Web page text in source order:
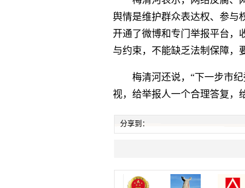
舆情是维护群众表达权、参与
开通了微博和专门举报平台，
与约束，不能缺乏法制保障，
梅清河还说，“下一步市纪
视，给举报人一个合理答复，
分享到：